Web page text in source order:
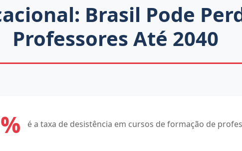
Brasil Pode
Professores Até 2040
é a taxa de desistência em cursos de formação de